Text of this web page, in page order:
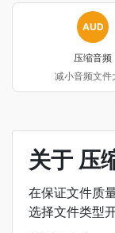
AUD
压缩音频
减小音频文件
关于 压
在保证文件质
选择文件类型